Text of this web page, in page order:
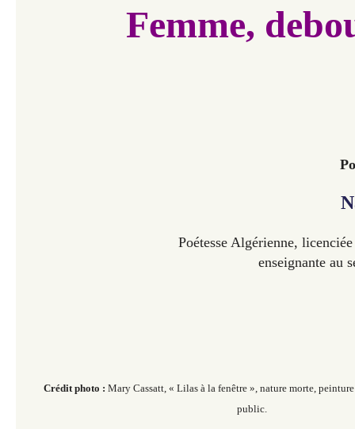
Femme,
Poétesse Algérienne,
enseignante au
Crédit photo : Mary Cassatt, « Lilas à la fenêtre », nature morte,
public.